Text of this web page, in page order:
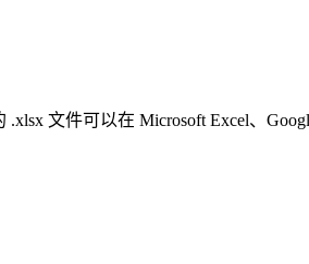
文件可以在 Microsoft Excel、